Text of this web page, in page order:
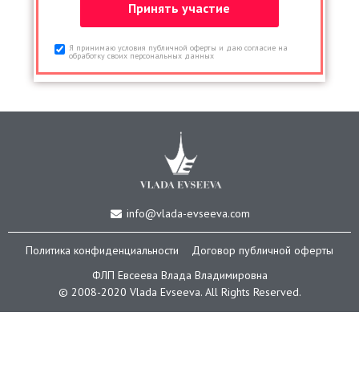
Я принимаю условия публичной оферты и даю согласие на
обработку своих персональных данных
info@vlada-evseeva.com
Политика конфиденциальности
Договор публичной оферты
ФЛП Евсеева Влада Владимировна
© 2008-2020 Vlada Еvseeva. All Rights Reserved.